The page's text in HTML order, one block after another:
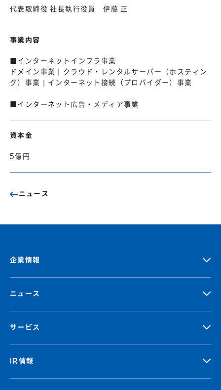
代表取締役 社長執行役員 伊藤 正
事業内容
■インターネットインフラ事業
ドメイン事業｜クラウド・レンタルサーバー（ホスティン
グ）事業｜インターネット接続（プロバイダー）事業
■インターネット広告・メディア事業
資本金
5億円
ニュース
企業情報
ニュース
サービス
IR情報